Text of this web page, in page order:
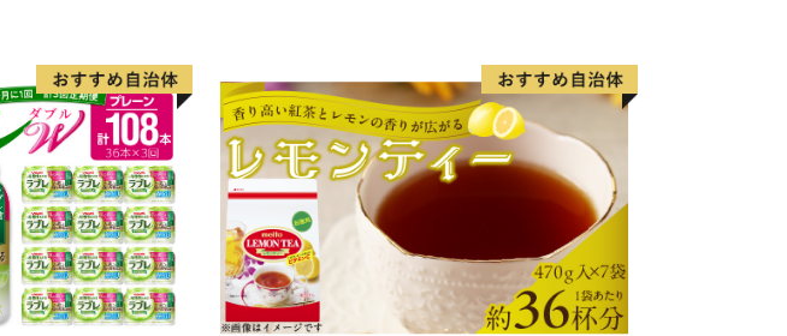
串本は北緯33度30分という位置にあり、本来、海藻の茂る温帯
の海に属します。しかし、南から暖かい水を運んでくる黒潮の働き
によって串本の海は常に暖められ、南の海と同様のサンゴ群落が形
成されています。世界でもっとも北にあるサンゴの海、それが紀伊
半島の先端にある串本の海なのです。
また、串本の海は暖かい海と冷たい海の接するところにあるた
め、海の中に四季があります。夏から秋にかけての暖かいシーズン